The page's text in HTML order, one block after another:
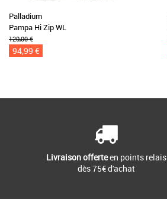
Palladium
Pampa Hi Zip WL
120,00 €
94,99 €
Livraison offerteen points relais
dès 75€ d'achat